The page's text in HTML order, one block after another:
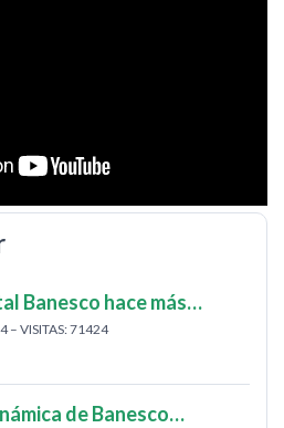
Banesco hace más…
– VISITAS: 71424
de Banesco…